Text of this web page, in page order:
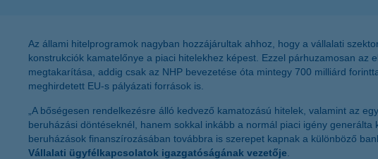
Az állami hitelprogramok nagyban hozzájárultak ahhoz, hogy a vállalati
konstrukciók kamatelőnye a piaci hitelekhez képest. Ezzel párhuzamosan
megtakarítása, addig csak az NHP bevezetése óta mintegy 700 milliárd
meghirdetett EU-s pályázati források is.
„A bőségesen rendelkezésre álló kedvező kamatozású hitelek, valamint az
beruházási döntéseknél, hanem sokkal inkább a normál piaci igény
beruházások finanszírozásában továbbra is szerepet kapnak a különböző
Vállalati ügyfélkapcsolatok igazgatóságának vezetője